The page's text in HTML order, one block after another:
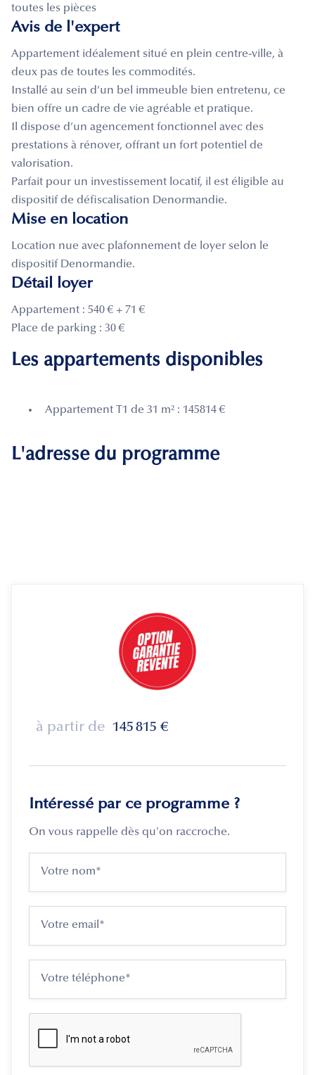
toutes les pièces
Avis de l'expert
Appartement idéalement situé en plein centre-ville, à
deux pas de toutes les commodités.
Installé au sein d’un bel immeuble bien entretenu, ce
bien offre un cadre de vie agréable et pratique.
Il dispose d’un agencement fonctionnel avec des
prestations à rénover, offrant un fort potentiel de
valorisation.
Parfait pour un investissement locatif, il est éligible au
dispositif de défiscalisation Denormandie.
Mise en location
Location nue avec plafonnement de loyer selon le
dispositif Denormandie.
Détail loyer
Appartement : 540 € + 71 €
Place de parking : 30 €
Les appartements disponibles
Appartement T1 de 31 m² : 145814 €
L'adresse du programme
à partir de 145 815 €
Intéressé par ce programme ?
On vous rappelle dès qu'on raccroche.